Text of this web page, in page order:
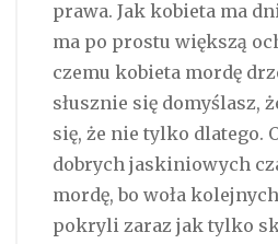
prawa. Jak kobieta ma
ma po prostu większą
czemu kobieta mordę
słusznie się domyślasz,
się, że nie tylko dlatego.
dobrych jaskiniowych
mordę, bo woła
pokryli zaraz jak tylko